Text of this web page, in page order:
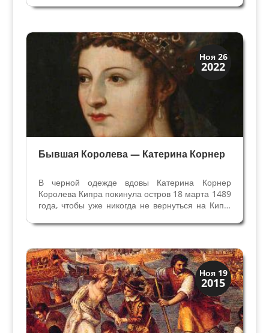
официальных документах. Начало в статье
территории Азоло Катерина...
Ноя 26
2022
Династии
Папская область
Бывшая Королева — Катерина Корнер
В черной одежде вдовы Катерина Корнер
Королева Кипра покинула остров 18 марта 1489
года, чтобы уже никогда не вернуться на Кипр.
Корнер – королевы Кипра. Продолжение статьи
Катерины...
Ноя 19
2015
Загадки прошлого
История